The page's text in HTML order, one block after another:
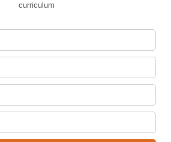
curriculum